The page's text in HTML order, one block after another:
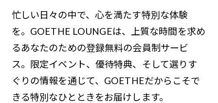
忙しい日々の中で、心を満たす特別な体験
を。GOETHE LOUNGEは、上質な時間を求め
るあなたのための登録無料の会員制サービ
ス。限定イベント、優待特典、そして選りす
ぐりの情報を通じて、GOETHEだからこそで
きる特別なひとときをお届けします。